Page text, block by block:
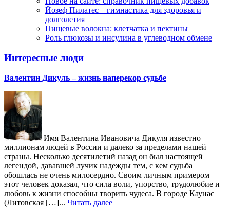
Йозеф Пилатес – гимнастика для здоровья и
долголетия
Пищевые волокна: клетчатка и пектины
Роль глюкозы и инсулина в углеводном обмене
Интересные люди
Валентин Дикуль – жизнь наперекор судьбе
Имя Валентина Ивановича Дикуля известно
миллионам людей в России и далеко за пределами нашей
страны. Несколько десятилетий назад он был настоящей
легендой, дававшей лучик надежды тем, с кем судьба
обошлась не очень милосердно. Своим личным примером
этот человек доказал, что сила воли, упорство, трудолюбие и
любовь к жизни способны творить чудеса. В городе Каунас
(Литовская […]... Читать далее